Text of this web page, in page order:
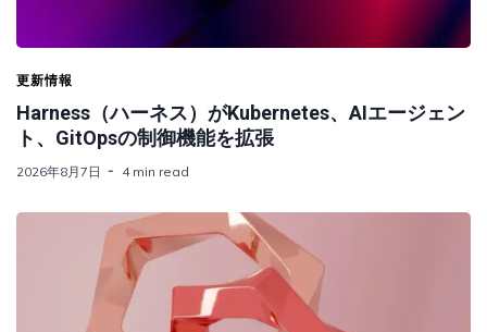
更新情報
Harness（ハーネス）がKubernetes、AIエージェン
ト、GitOpsの制御機能を拡張
2026年8月7日 4 min read